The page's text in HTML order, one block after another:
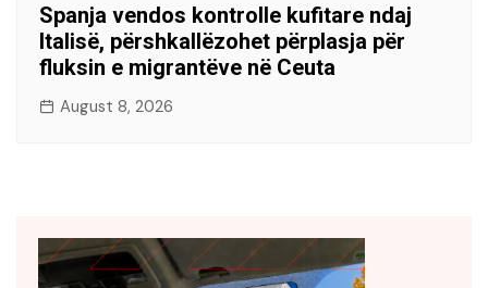
Spanja vendos kontrolle kufitare ndaj
Italisë, përshkallëzohet përplasja për
fluksin e migrantëve në Ceuta
August 8, 2026